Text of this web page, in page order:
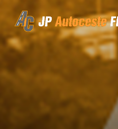
Skip to content